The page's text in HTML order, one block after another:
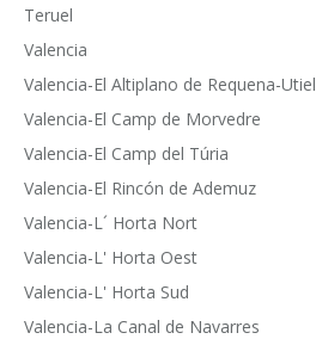
Teruel
Valencia
Valencia-El Altiplano de Requena-Utiel
Valencia-El Camp de Morvedre
Valencia-El Camp del Túria
Valencia-El Rincón de Ademuz
Valencia-L´ Horta Nort
Valencia-L' Horta Oest
Valencia-L' Horta Sud
Valencia-La Canal de Navarres